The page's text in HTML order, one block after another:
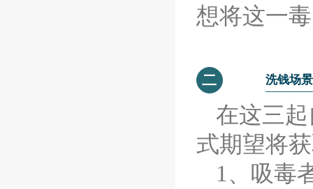
想将这一
二 洗钱场
在这三
式期望将
1、吸毒